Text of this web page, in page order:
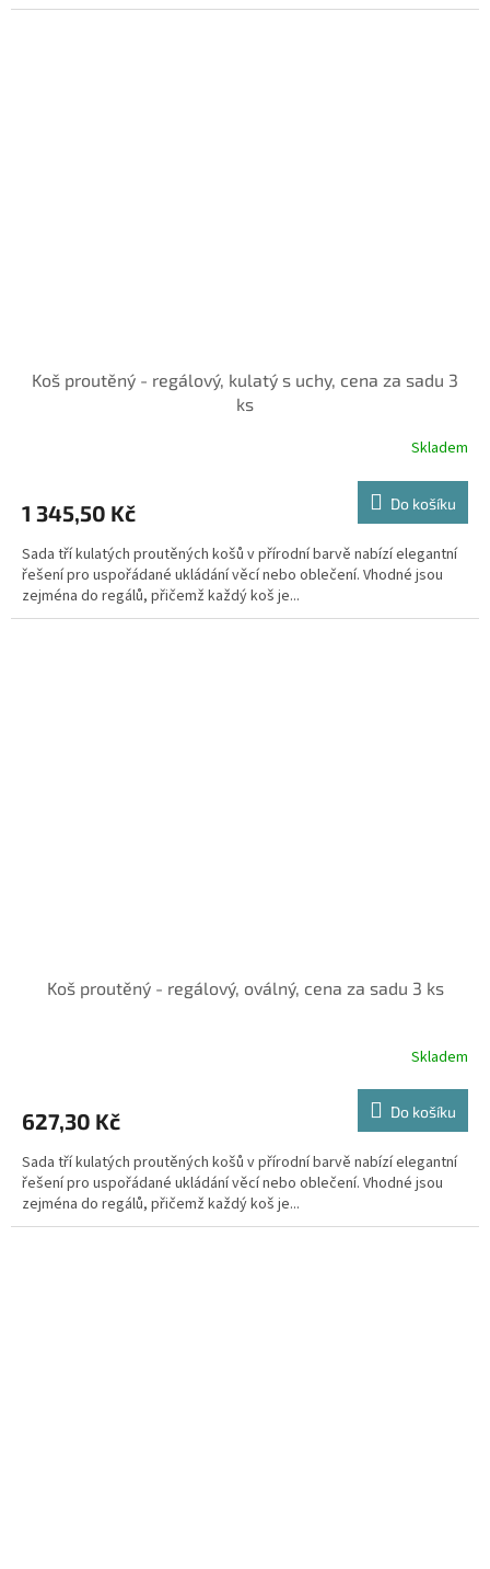
Koš proutěný - regálový, kulatý s uchy, cena za sadu 3
ks
Skladem
1 345,50 Kč Do košíku
Sada tří kulatých proutěných košů v přírodní barvě nabízí elegantní
řešení pro uspořádané ukládání věcí nebo oblečení. Vhodné jsou
zejména do regálů, přičemž každý koš je...
Koš proutěný - regálový, oválný, cena za sadu 3 ks
Skladem
627,30 Kč Do košíku
Sada tří kulatých proutěných košů v přírodní barvě nabízí elegantní
řešení pro uspořádané ukládání věcí nebo oblečení. Vhodné jsou
zejména do regálů, přičemž každý koš je...